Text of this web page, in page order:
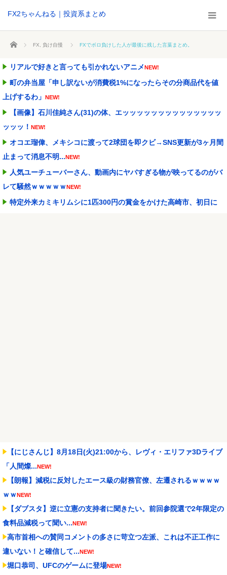
FX2ちゃんねる｜投資系まとめ
ホーム FX 負け自慢 FXでボロ負けした人が最後に残した言葉まとめ。
リアルで好きと言っても引かれないアニメNEW!
町の弁当屋「申し訳ないが消費税1%になったらその分商品代を値
上げするわ」 NEW!
【画像】石川佳純さん(31)の体、エッッッッッッッッッッッッッッ
ッッッ！ NEW!
オコエ瑠偉、メキシコに渡って2球団を即クビ→SNS更新が3ヶ月間
止まって消息不明...NEW!
人気ユーチューバーさん、動画内にヤバすぎる物が映ってるのがバ
レて騒然ｗｗｗｗｗNEW!
特定外来カミキリムシに1匹300円の賞金をかけた高崎市、初日に
【にじさんじ】8月18日(火)21:00から、レヴィ・エリファ3Dライブ
「人間燦...NEW!
【朗報】減税に反対したエース級の財務官僚、左遷されるｗｗｗｗ
ｗｗNEW!
【ダブスタ】逆に立憲の支持者に聞きたい。前回参院選で2年限定の
食料品減税って聞い...NEW!
高市首相への賛同コメントの多さに苛立つ左派、これは不正工作に
違いない！と確信して...NEW!
堀口恭司、UFCのゲームに登場NEW!